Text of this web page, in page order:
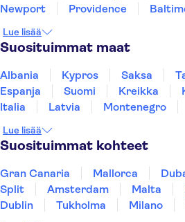
Newport
Providence
New Jersey
Concord
Lue lisää
Suosituimmat maat
Albania Kypros Saksa
Espanja
Suomi Kreikka
Italia
Latvia Montenegro
Thaimaa
Turkki
Lue lisää
Suosituimmat kohteet
Gran Canaria Mallorca
Split
Amsterdam Malta
Dublin
Tukholma Milano